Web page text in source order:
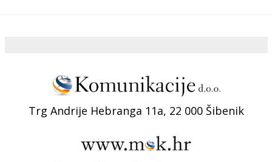
Trg Andrije Hebranga 11a, 22 000 Šibenik